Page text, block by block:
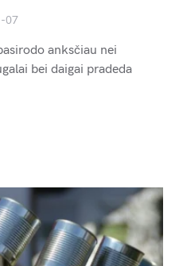
07
anksčiau nei
bei daigai pradeda